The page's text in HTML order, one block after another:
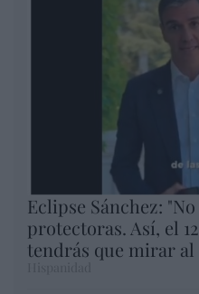
Eclipse Sánchez:
protectoras. Así, el
tendrás que mirar al